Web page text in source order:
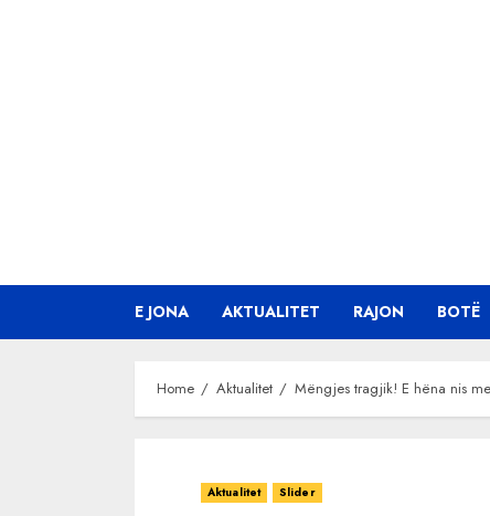
E JONA AKTUALITET RAJON BOTË
Home Aktualitet Mëngjes tragjik! E hëna nis
Aktualitet Slider